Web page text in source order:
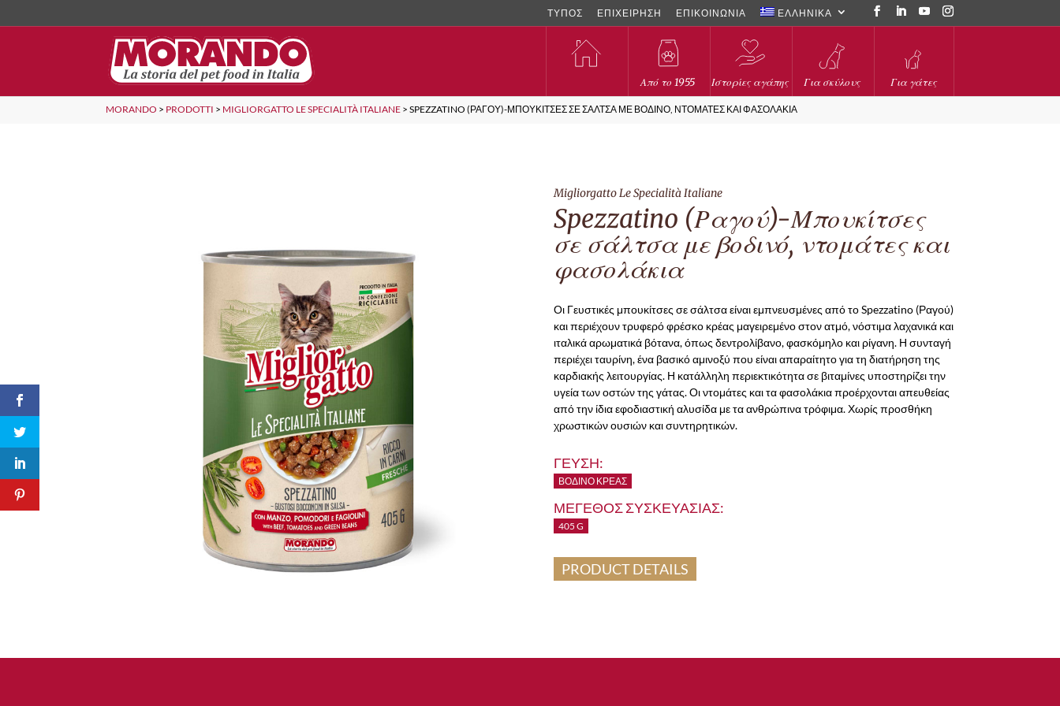
ΤΥΠΟΣ ΕΠΙΧΕΙΡΗΣΗ ΕΠΙΚΟΙΝΩΝΙΑ ΕΛΛΗΝΙΚΑ
Από το 1955 Ιστορίες αγάπης Για σκύλους Για γάτες
MORANDO > PRODOTTI > MIGLIORGATTO LE SPECIALITÀ ITALIANE >SPEZZATINO (ΡΑΓΟΎ)-ΜΠΟΥΚΊΤΣΕΣ ΣΕ ΣΆΛΤΣΑ ΜΕ ΒΟΔΙΝΌ, ΝΤΟΜΆΤΕΣ ΚΑΙ ΦΑΣΟΛΆΚΙΑ
Migliorgatto Le Specialità Italiane
Spezzatino (Ραγού)-Μπουκίτσες
σε σάλτσα με βοδινό, ντομάτες και
φασολάκια
Οι Γευστικές μπουκίτσες σε σάλτσα είναι εμπνευσμένες από το Spezzatino (Ραγού)
και περιέχουν τρυφερό φρέσκο κρέας μαγειρεμένο στον ατμό, νόστιμα λαχανικά και
ιταλικά αρωματικά βότανα, όπως δεντρολίβανο, φασκόμηλο και ρίγανη. Η συνταγή
περιέχει ταυρίνη, ένα βασικό αμινοξύ που είναι απαραίτητο για τη διατήρηση της
καρδιακής λειτουργίας. Η κατάλληλη περιεκτικότητα σε βιταμίνες υποστηρίζει την
υγεία των οστών της γάτας. Οι ντομάτες και τα φασολάκια προέρχονται απευθείας
από την ίδια εφοδιαστική αλυσίδα με τα ανθρώπινα τρόφιμα. Χωρίς προσθήκη
χρωστικών ουσιών και συντηρητικών.
ΓΕΥΣΗ:
ΒΟΔΙΝΌ ΚΡΈΑΣ
ΜΕΓΕΘΟΣ ΣΥΣΚΕΥΑΣΙΑΣ:
405 G
PRODUCT DETAILS